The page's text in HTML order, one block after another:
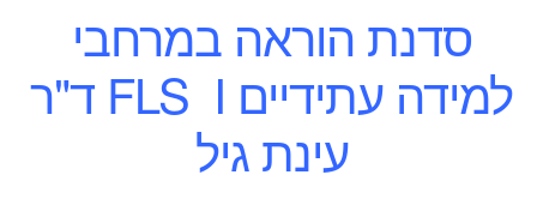
סדנת הוראה במרחבי
למידה עתידיים
FLS I
ד"ר
עינת גיל